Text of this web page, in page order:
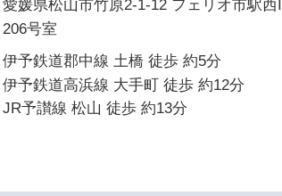
愛媛県松山市竹原2-1-12 フェリオ市駅西I
206号室
伊予鉄道郡中線 土橋 徒歩 約5分
伊予鉄道高浜線 大手町 徒歩 約12分
JR予讃線 松山 徒歩 約13分